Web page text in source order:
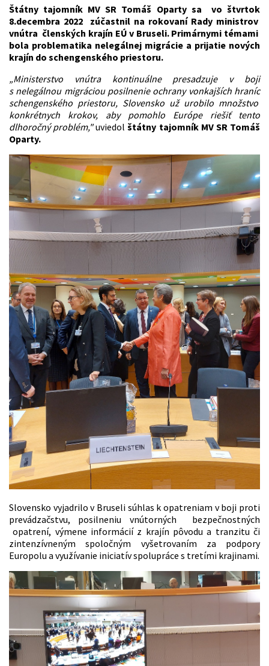
Štátny tajomník MV SR Tomáš Oparty sa vo štvrtok
8.decembra 2022 zúčastnil na rokovaní Rady ministrov
vnútra členských krajín EÚ v Bruseli. Primárnymi témami
bola problematika nelegálnej migrácie a prijatie nových
krajín do schengenského priestoru.
„Ministerstvo vnútra kontinuálne presadzuje v boji
s nelegálnou migráciou posilnenie ochrany vonkajších hraníc
schengenského priestoru, Slovensko už urobilo množstvo
konkrétnych krokov, aby pomohlo Európe riešiť tento
dlhoročný problém,"uviedolštátny tajomník MV SR Tomáš
Oparty.
Slovensko vyjadrilo v Bruseli súhlas k opatreniam v boji proti
prevádzačstvu, posilneniu vnútorných bezpečnostných
opatrení, výmene informácií z krajín pôvodu a tranzitu či
zintenzívneným spoločným vyšetrovaním za podpory
Europolu a využívanie iniciatív spolupráce s tretími krajinami.